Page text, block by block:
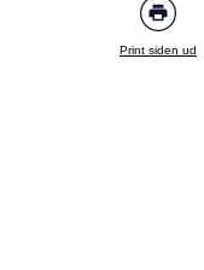
Print siden ud